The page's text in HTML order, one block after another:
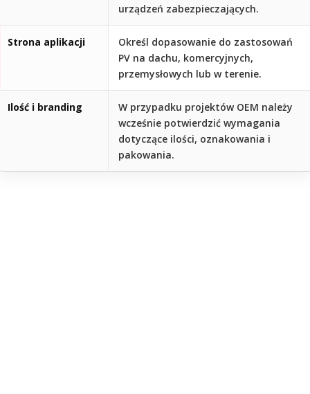
urządzeń zabezpieczających.
Strona aplikacji
Określ dopasowanie do zastosowań
PV na dachu, komercyjnych,
przemysłowych lub w terenie.
Ilość i branding
W przypadku projektów OEM należy
wcześnie potwierdzić wymagania
dotyczące ilości, oznakowania i
pakowania.